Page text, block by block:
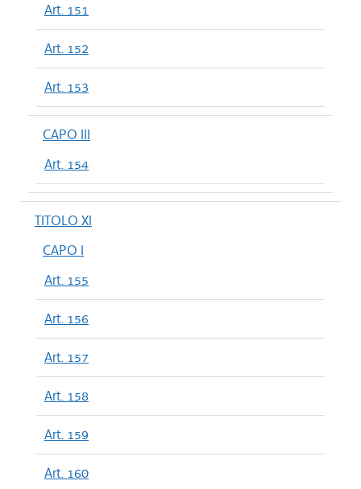
Art. 151
Art. 152
Art. 153
CAPO III
Art. 154
TITOLO XI
CAPO I
Art. 155
Art. 156
Art. 157
Art. 158
Art. 159
Art. 160